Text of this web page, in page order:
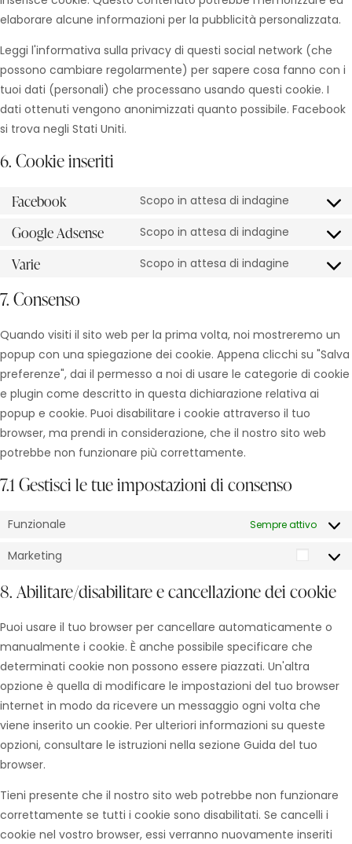
elaborare alcune informazioni per la pubblicità personalizzata.
Leggi l'informativa sulla privacy di questi social network (che
possono cambiare regolarmente) per sapere cosa fanno con i
tuoi dati (personali) che processano usando questi cookie. I
dati ottenuti vengono anonimizzati quanto possibile. Facebook
si trova negli Stati Uniti.
6. Cookie inseriti
Facebook Scopo in attesa di indagine
Google Adsense Scopo in attesa di indagine
Varie Scopo in attesa di indagine
7. Consenso
Quando visiti il sito web per la prima volta, noi mostreremo un
popup con una spiegazione dei cookie. Appena clicchi su "Salva
preferenze", dai il permesso a noi di usare le categorie di cookie
e plugin come descritto in questa dichiarazione relativa ai
popup e cookie. Puoi disabilitare i cookie attraverso il tuo
browser, ma prendi in considerazione, che il nostro sito web
potrebbe non funzionare più correttamente.
7.1 Gestisci le tue impostazioni di consenso
Funzionale Sempre attivo
Marketing
8. Abilitare/disabilitare e cancellazione dei cookie
Puoi usare il tuo browser per cancellare automaticamente o
manualmente i cookie. È anche possibile specificare che
determinati cookie non possono essere piazzati. Un'altra
opzione è quella di modificare le impostazioni del tuo browser
internet in modo da ricevere un messaggio ogni volta che
viene inserito un cookie. Per ulteriori informazioni su queste
opzioni, consultare le istruzioni nella sezione Guida del tuo
browser.
Tieni presente che il nostro sito web potrebbe non funzionare
correttamente se tutti i cookie sono disabilitati. Se cancelli i
cookie nel vostro browser, essi verranno nuovamente inseriti